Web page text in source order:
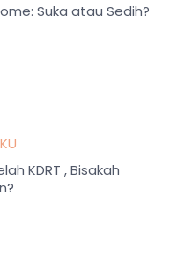
Suka atau Sedih?
KDRT , Bisakah